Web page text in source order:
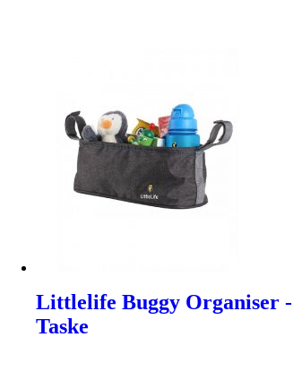
Littlelife Buggy Organiser -
Taske